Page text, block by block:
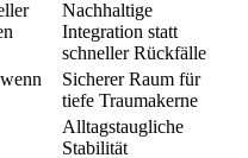
Nachhaltige
Integration statt
schneller Rückfälle
Sicherer Raum für
tiefe Traumakerne
Alltagstaugliche
Stabilität